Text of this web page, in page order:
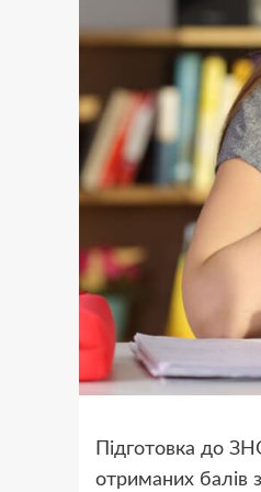
Підготовка до
отриманих балів